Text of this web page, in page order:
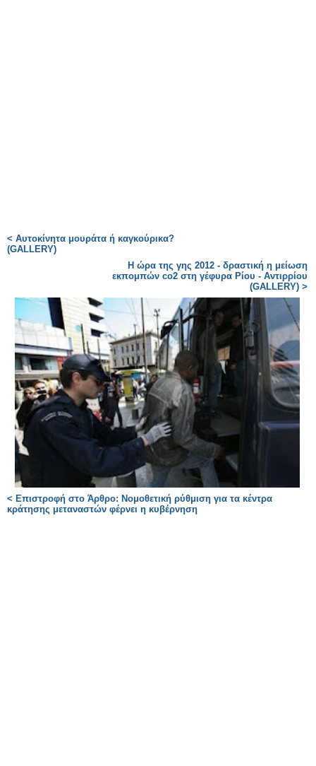
< Αυτοκίνητα μουράτα ή καγκούρικα?
(GALLERY)
Η ώρα της γης 2012 - δραστική η μείωση
εκπομπών co2 στη γέφυρα Ρίου - Αντιρρίου
(GALLERY) >
< Επιστροφή στο Άρθρο: Νομοθετική ρύθμιση για τα κέντρα
κράτησης μεταναστών φέρνει η κυβέρνηση